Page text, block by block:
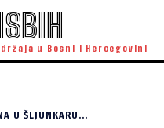
u Bosni i Hercegovini
U ŠLJUNKARU...